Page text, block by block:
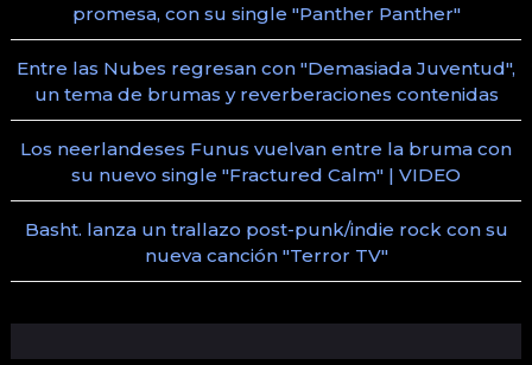
promesa, con su single "Panther Panther"
Entre las Nubes regresan con "Demasiada Juventud",
un tema de brumas y reverberaciones contenidas
Los neerlandeses Funus vuelvan entre la bruma con
su nuevo single "Fractured Calm" | VIDEO
Basht. lanza un trallazo post-punk/indie rock con su
nueva canción "Terror TV"